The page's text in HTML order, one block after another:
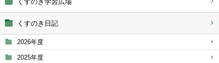
くすのき日記
2026年度
2025年度